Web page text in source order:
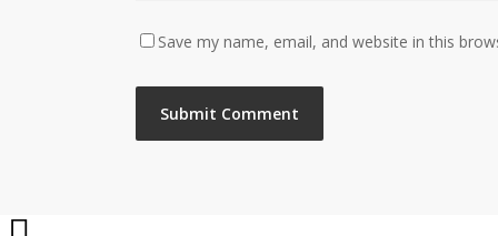
Save my name, email, and website in this